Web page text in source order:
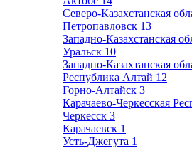
Северо-Казахстанская
Петропавловск 13
Западно-Казахстанская
Уральск 10
Западно-Казахтанская
Республика Алтай 12
Горно-Алтайск 3
Карачаево-Черкесская
Черкесск 3
Карачаевск 1
Усть-Джегута 1